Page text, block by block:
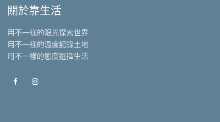
關於靠生活
用不一樣的眼光探索世界
用不一樣的溫度記錄土地
用不一樣的態度選擇生活